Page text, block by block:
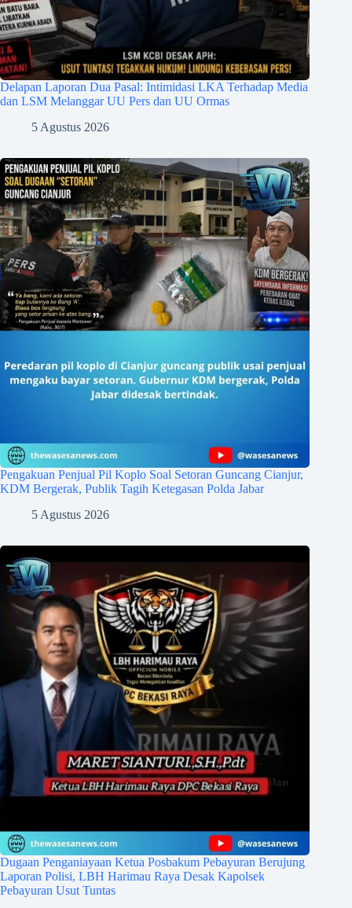
Delapan Laporan Dua Pasal: Intimidasi LKA Terhadap Media
dan LSM Melanggar UU Pers dan UU Ormas
5 Agustus 2026
Pengakuan Penjual Pil Koplo Soal Setoran Guncang Cianjur,
KDM Bergerak, Publik Tagih Ketegasan Polda Jabar
5 Agustus 2026
Dugaan Penganiayaan Ketua Posbakum Pebayuran Berujung
Laporan Polisi, LBH Harimau Raya Desak Kapolsek
Pebayuran Usut Tuntas